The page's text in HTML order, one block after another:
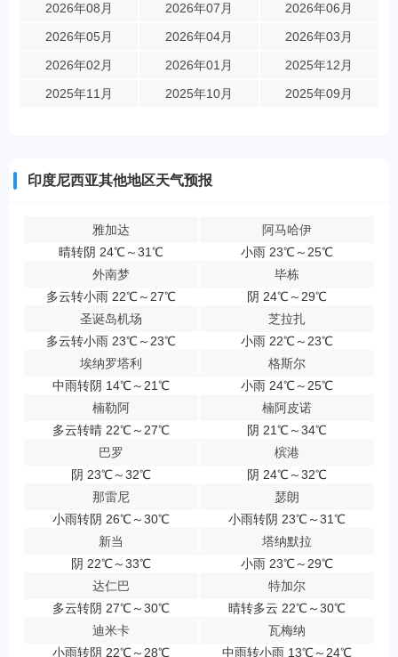
2026年08月 2026年07月
2026年06月
2026年05月
2026年04月
2026年03月
2026年02月
2026年01月
2025年12月
2025年11月
2025年10月 2025年09月
印度尼西亚其他地区天气预报
雅加达
晴转阴 24℃～31℃
阿马哈伊
小雨 23℃～25℃
外南梦
多云转小雨 22℃～27℃
毕栋
阴 24℃～29℃
圣诞岛机场
多云转小雨 23℃～23℃
芝拉扎
小雨 22℃～23℃
埃纳罗塔利
中雨转阴 14℃～21℃
格斯尔
小雨 24℃～25℃
楠勒阿
多云转晴 22℃～27℃
楠阿皮诺
阴 21℃～34℃
巴罗
阴 23℃～32℃
槟港
阴 24℃～32℃
那雷尼
小雨转阴 26℃～30℃
瑟朗
小雨转阴 23℃～31℃
新当
阴 22℃～33℃
塔纳默拉
小雨 23℃～29℃
达仁巴
多云转阴 27℃～30℃
特加尔
晴转多云 22℃～30℃
迪米卡
小雨转阴 22℃～28℃
瓦梅纳
中雨转小雨 13℃～24℃